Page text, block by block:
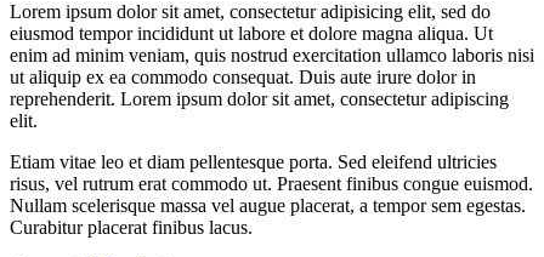
Lorem ipsum dolor sit amet, consectetur adipisicing elit, sed do
eiusmod tempor incididunt ut labore et dolore magna aliqua. Ut
enim ad minim veniam, quis nostrud exercitation ullamco laboris nisi
ut aliquip ex ea commodo consequat. Duis aute irure dolor in
reprehenderit. Lorem ipsum dolor sit amet, consectetur adipiscing
elit.
Etiam vitae leo et diam pellentesque porta. Sed eleifend ultricies
risus, vel rutrum erat commodo ut. Praesent finibus congue euismod.
Nullam scelerisque massa vel augue placerat, a tempor sem egestas.
Curabitur placerat finibus lacus.